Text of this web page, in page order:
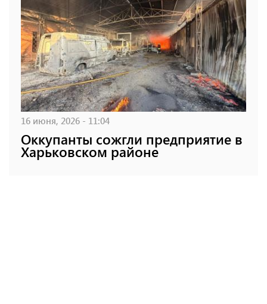
16 июня, 2026 - 11:04
Оккупанты сожгли предприятие в
Харьковском районе